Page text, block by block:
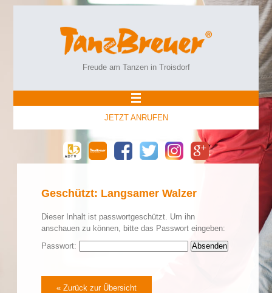
Freude am Tanzen in Troisdorf
JETZT ANRUFEN
Geschützt: Langsamer Walzer
Dieser Inhalt ist passwortgeschützt. Um ihn
anschauen zu können, bitte das Passwort eingeben:
Passwort:
« Zurück zur Übersicht